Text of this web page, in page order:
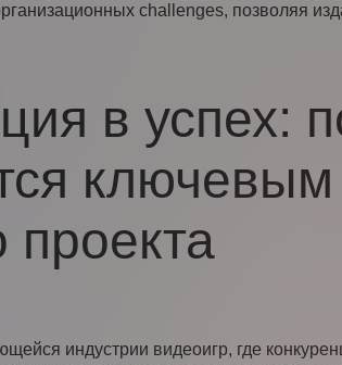
challenges, позволяя
в успех:
проекта
индустрии видеоигр, где